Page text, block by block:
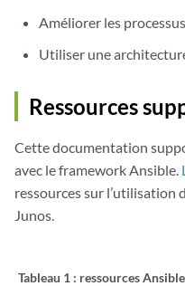
Améliorer les
Utiliser une
Ressources
Cette documentation
avec le framework Ansible.
ressources sur l’utilisation
Junos.
Tableau 1 : ressources